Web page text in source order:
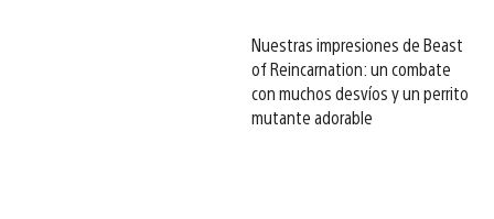
Nuestras impresiones de Beast
of Reincarnation: un combate
con muchos desvíos y un perrito
mutante adorable